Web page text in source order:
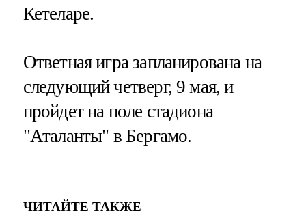
Кетеларе.
Ответная игра запланирована на
следующий четверг, 9 мая, и
пройдет на поле стадиона
"Аталанты" в Бергамо.
ЧИТАЙТЕ ТАКЖЕ